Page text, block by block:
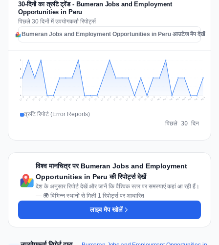
30-दिनों का त्रुटि ट्रेंड - Bumeran Jobs and Employment
Opportunities in Peru
पिछले 30 दिनों में उपयोगकर्ता रिपोर्ट्स
Bumeran Jobs and Employment Opportunities in Peru आउटेज मैप देखें
1
1
2
2
Jul 10 Jul 11 Jul 12 Jul 13 Jul 14 Jul 15 Jul 16 Jul 17 Jul 18 Jul 19 Jul 20 Jul 21 Jul 22 Jul 23 Jul 24 Jul 25 Jul 26 Jul 27 Jul 28 Jul 29 Jul 30 Jul 31 Aug 1 Aug 2 Aug 3 Aug 4 Aug 5 Aug 6 Aug 7 Aug 8
त्रुटि रिपोर्ट (Error Reports)
पिछले 30 दिन
विश्व मानचित्र पर Bumeran Jobs and Employment
Opportunities in Peru की रिपोर्ट्स देखें
देश के अनुसार रिपोर्ट देखें और जानें कि वैश्विक स्तर पर समस्याएं कहां आ रही हैं।
— 🌍 विभिन्न स्थानों से मिली 1 रिपोर्ट्स पर आधारित
लाइव मैप खोलें